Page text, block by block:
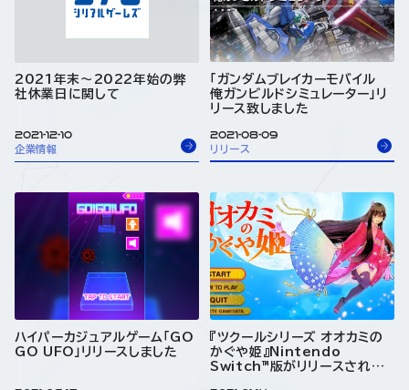
2021年末～2022年始の弊
社休業日に関して
2021-12-10
企業情報
「ガンダムブレイカーモバイル
俺ガンビルドシミュレーター」リ
リース致しました
2021-08-09
リリース
ハイパーカジュアルゲーム「GO
GO UFO」リリースしました
『ツクールシリーズ オオカミの
かぐや姫』Nintendo
Switch™版がリリースされま